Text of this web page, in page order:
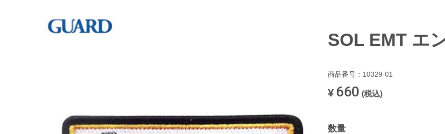
SOL EMT エ
商品番号：10329-01
¥ 660 (税込)
数量